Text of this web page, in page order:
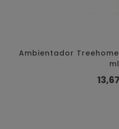
Ambientador
ml
Precio